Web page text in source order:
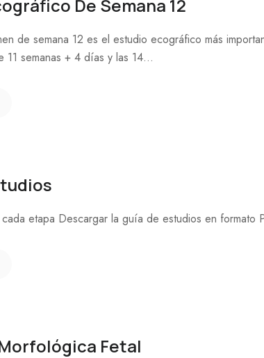
De Semana 12
de semana 12 es el estudio ecográfico más
11 semanas + 4 días y las 14...
etapa Descargar la guía de estudios en formato
Fetal